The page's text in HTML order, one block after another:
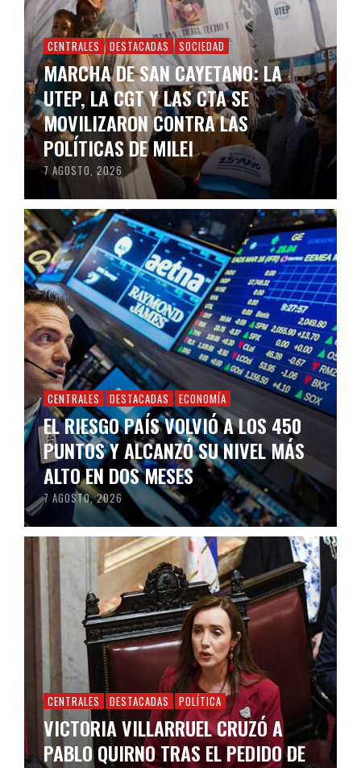
CENTRALES DESTACADAS SOCIEDAD
MARCHA DE SAN CAYETANO: LA
UTEP, LA CGT Y LAS CTA SE
MOVILIZARON CONTRA LAS
POLÍTICAS DE MILEI
7 AGOSTO, 2026
CENTRALES DESTACADAS ECONOMÍA
EL RIESGO PAÍS VOLVIÓ A LOS 450
PUNTOS Y ALCANZÓ SU NIVEL MÁS
ALTO EN DOS MESES
7 AGOSTO, 2026
CENTRALES DESTACADAS POLÍTICA
VICTORIA VILLARRUEL CRUZÓ A
PABLO QUIRNO TRAS EL PEDIDO DE